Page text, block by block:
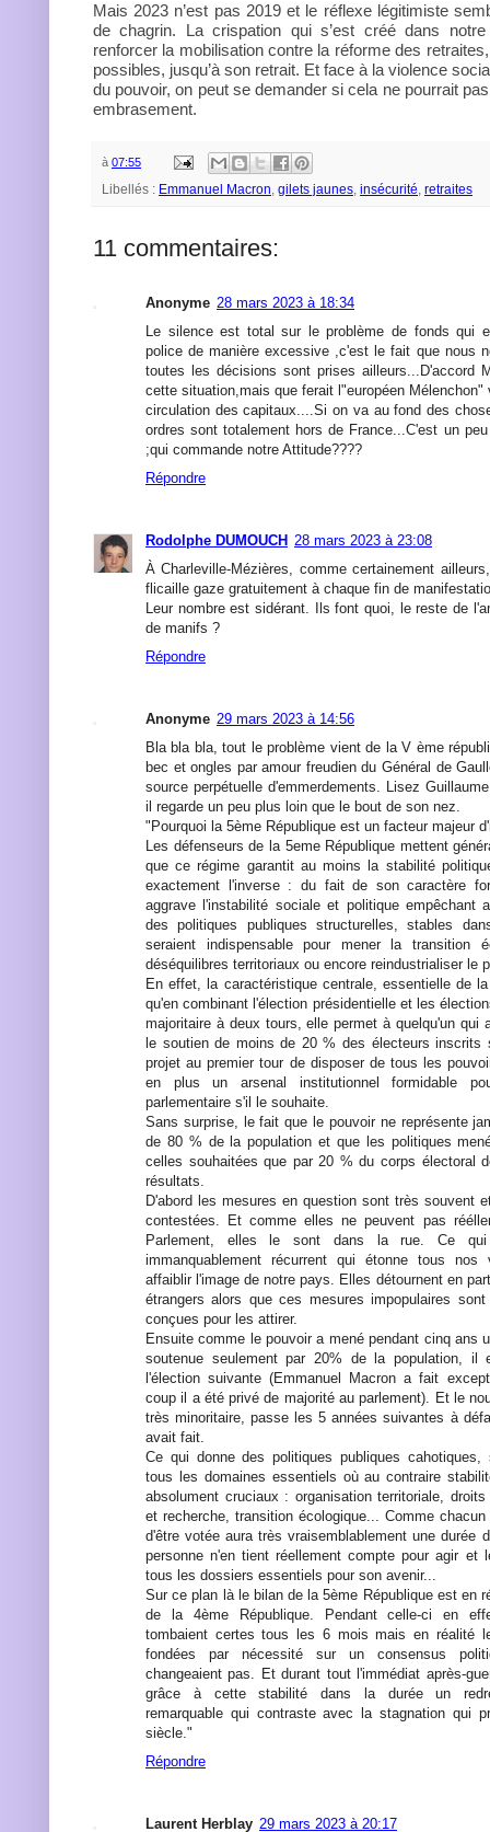
Mais 2023 n’est pas 2019 et le réflexe légitimiste
de chagrin. La crispation qui s’est créé dans
renforcer la mobilisation contre la réforme des
possibles, jusqu’à son retrait. Et face à la violence
du pouvoir, on peut se demander si cela ne pourrait
embrasement.
à 07:55
Libellés : Emmanuel Macron, gilets jaunes, insécurité, retraites
11 commentaires:
Anonyme 28 mars 2023 à 18:34
Le silence est total sur le problème de fonds qui
police de manière excessive ,c'est le fait que nous
toutes les décisions sont prises ailleurs...D'accord
cette situation,mais que ferait l"européen Mélenchon"
circulation des capitaux....Si on va au fond des
ordres sont totalement hors de France...C'est un
;qui commande notre Attitude????
Répondre
Rodolphe DUMOUCH 28 mars 2023 à 23:08
À Charleville-Mézières, comme certainement
flicaille gaze gratuitement à chaque fin de
Leur nombre est sidérant. Ils font quoi, le reste de
de manifs ?
Répondre
Anonyme 29 mars 2023 à 14:56
Bla bla bla, tout le problème vient de la V ème
bec et ongles par amour freudien du Général de
source perpétuelle d'emmerdements. Lisez
il regarde un peu plus loin que le bout de son nez.
"Pourquoi la 5ème République est un facteur majeur
Les défenseurs de la 5eme République mettent
que ce régime garantit au moins la stabilité
exactement l'inverse : du fait de son caractère
aggrave l'instabilité sociale et politique empêchant
des politiques publiques structurelles, stables
seraient indispensable pour mener la transition
déséquilibres territoriaux ou encore reindustrialiser le
En effet, la caractéristique centrale, essentielle de
qu'en combinant l'élection présidentielle et les
majoritaire à deux tours, elle permet à quelqu'un qui
le soutien de moins de 20 % des électeurs inscrits
projet au premier tour de disposer de tous les
en plus un arsenal institutionnel formidable
parlementaire s'il le souhaite.
Sans surprise, le fait que le pouvoir ne représente
de 80 % de la population et que les politiques
celles souhaitées que par 20 % du corps électoral
résultats.
D'abord les mesures en question sont très souvent
contestées. Et comme elles ne peuvent pas
Parlement, elles le sont dans la rue. Ce qui
immanquablement récurrent qui étonne tous
affaiblir l'image de notre pays. Elles détournent en
étrangers alors que ces mesures impopulaires sont
conçues pour les attirer.
Ensuite comme le pouvoir a mené pendant cinq ans
soutenue seulement par 20% de la population, il
l'élection suivante (Emmanuel Macron a fait
coup il a été privé de majorité au parlement). Et le
très minoritaire, passe les 5 années suivantes à
avait fait.
Ce qui donne des politiques publiques
tous les domaines essentiels où au contraire
absolument cruciaux : organisation territoriale,
et recherche, transition écologique... Comme
d'être votée aura très vraisemblablement une durée
personne n'en tient réellement compte pour agir et
tous les dossiers essentiels pour son avenir...
Sur ce plan là le bilan de la 5ème République est en
de la 4ème République. Pendant celle-ci en
tombaient certes tous les 6 mois mais en réalité
fondées par nécessité sur un consensus
changeaient pas. Et durant tout l'immédiat après-
grâce à cette stabilité dans la durée un
remarquable qui contraste avec la stagnation qui
siècle."
Répondre
Laurent Herblay 29 mars 2023 à 20:17